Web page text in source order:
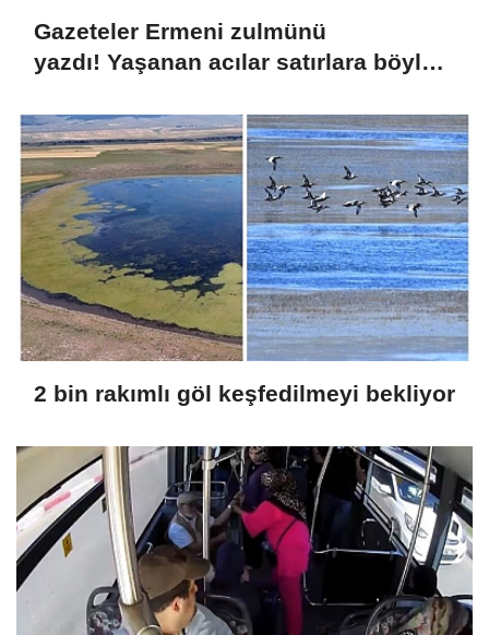
Gazeteler Ermeni zulmünü
yazdı! Yaşanan acılar satırlara böyle
2 bin rakımlı göl keşfedilmeyi bekliyor